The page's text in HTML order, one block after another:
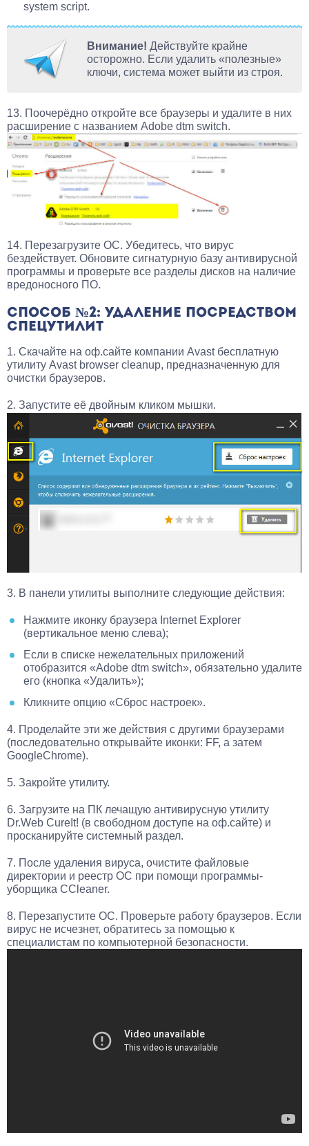
system script.
Внимание! Действуйте крайне
осторожно. Если удалить «полезные»
ключи, система может выйти из строя.
13. Поочерёдно откройте все браузеры и удалите в них
расширение с названием Adobe dtm switch.
14. Перезагрузите ОС. Убедитесь, что вирус
бездействует. Обновите сигнатурную базу антивирусной
программы и проверьте все разделы дисков на наличие
вредоносного ПО.
СПОСОБ №2: УДАЛЕНИЕ ПОСРЕДСТВОМ
СПЕЦУТИЛИТ
1. Скачайте на оф.сайте компании Avast бесплатную
утилиту Avast browser cleanup, предназначенную для
очистки браузеров.
2. Запустите её двойным кликом мышки.
3. В панели утилиты выполните следующие действия:
Нажмите иконку браузера Internet Explorer
(вертикальное меню слева);
Если в списке нежелательных приложений
отобразится «Adobe dtm switch», обязательно удалите
его (кнопка «Удалить»);
Кликните опцию «Сброс настроек».
4. Проделайте эти же действия с другими браузерами
(последовательно открывайте иконки: FF, а затем
GoogleChrome).
5. Закройте утилиту.
6. Загрузите на ПК лечащую антивирусную утилиту
Dr.Web CureIt! (в свободном доступе на оф.сайте) и
просканируйте системный раздел.
7. После удаления вируса, очистите файловые
директории и реестр ОС при помощи программы-
уборщика CCleaner.
8. Перезапустите ОС. Проверьте работу браузеров. Если
вирус не исчезнет, обратитесь за помощью к
специалистам по компьютерной безопасности.